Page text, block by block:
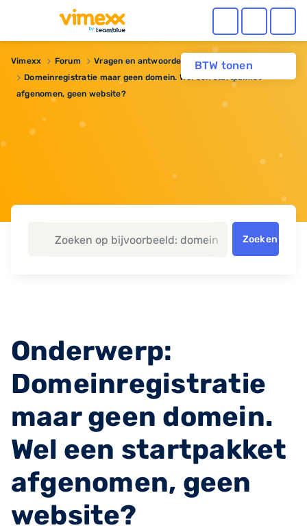
BTW tonen
Vimexx Forum
Vragen en antwoorden
Domeinregistratie maar geen domein. Wel een startpakket
afgenomen, geen website?
Zoeken
Onderwerp:
Domeinregistratie
maar geen domein.
Wel een startpakket
afgenomen, geen
website?